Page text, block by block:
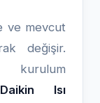
ve mevcut
değişir.
kurulum
Isı